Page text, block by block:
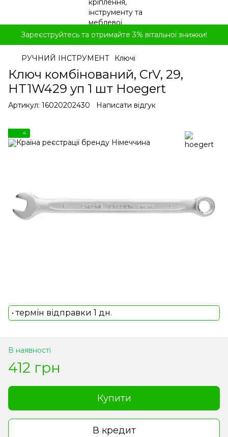
Зареєструйтесь та отримайте 3% вітальної знижки!
РУЧНИЙ ІНСТРУМЕНТ Ключі
Ключ комбінований, CrV, 29,
HT1W429 уп 1 шт Hoegert
Артикул: 16020202430 Написати відгук
4
• термін відправки 1 дн.
В наявності
412 грн
Купити
В кредит